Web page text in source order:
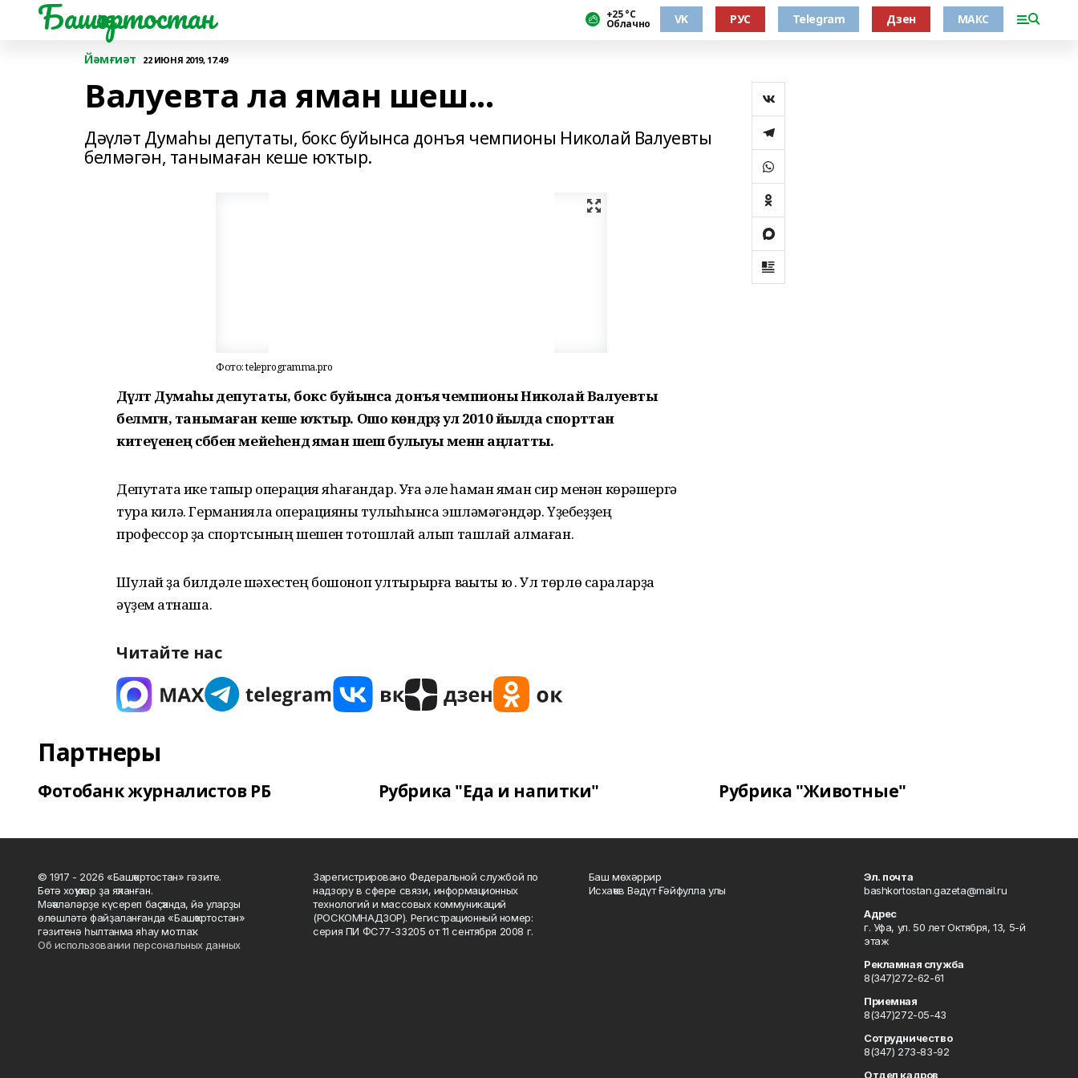
Башҡортостан +25 °С
Облачно VK РУС Telegram Дзен МАКС
Йәмғиәт 22 ИЮНЯ 2019, 17:49
Валуевта ла яман шеш...
Дәүләт Думаһы депутаты, бокс буйынса донъя чемпионы Николай Валуевты
белмәгән, танымаған кеше юҡтыр.
Фото: teleprogramma.pro
Дәүләт Думаһы депутаты, бокс буйынса донъя чемпионы Николай Валуевты
белмәгән, танымаған кеше юҡтыр. Ошо көндәрҙә ул 2010 йылда спорттан
китеүенең сәбәбен мейеһендә яман шеш булыуы менән аңлатты.
Депутатҡа ике тапҡыр операция яһағандар. Уға әле һаман яман сир менән көрәшергә
тура килә. Германияла операцияны тулыһынса эшләмәгәндәр. Үҙебеҙҙең
профессор ҙа спортсының шешен тотошлай алып ташлай алмаған.
Шулай ҙа билдәле шәхестең бошоноп ултырырға ваҡыты юҡ . Ул төрлө сараларҙа
әүҙем ҡатнаша.
Читайте нас
Партнеры
Фотобанк журналистов РБ Рубрика "Еда и напитки" Рубрика "Животные"
© 1917 - 2026 «Башҡортостан» гәзите.
Бөтә хоҡуҡтар ҙа яҡланған.
Мәҡәләләрҙе күсереп баҫҡанда, йә уларҙы
өлөшләтә файҙаланғанда «Башҡортостан»
гәзитенә һылтанма яһау мотлаҡ.
Об использовании персональных данных
Зарегистрировано Федеральной службой по
надзору в сфере связи, информационных
технологий и массовых коммуникаций
(РОСКОМНАДЗОР). Регистрационный номер:
серия ПИ ФС77-33205 от 11 сентября 2008 г.
Баш мөхәррир
Исхаҡов Вәдүт Ғәйфулла улы
Эл. почта
bashkortostan.gazeta@mail.ru
Адрес
г. Уфа, ул. 50 лет Октября, 13, 5-й
этаж
Рекламная служба
8(347)272-62-61
Приемная
8(347)272-05-43
Сотрудничество
8(347) 273-83-92
Отдел кадров